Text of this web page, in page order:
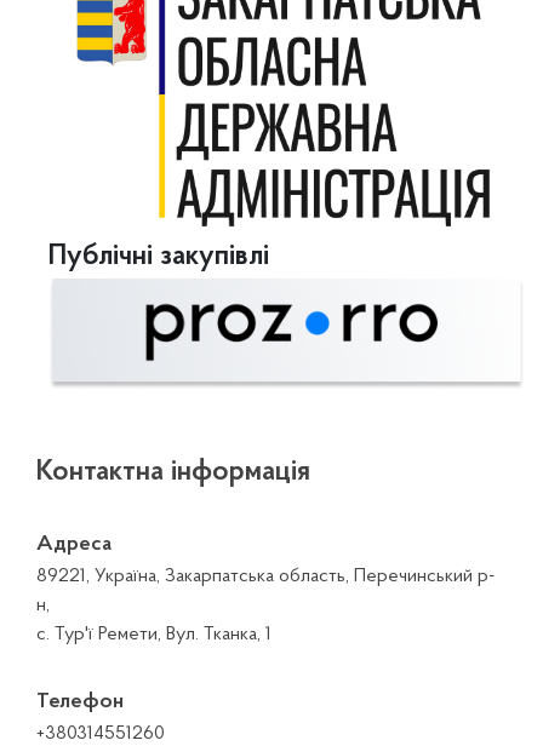
Публічні закупівлі
Контактна інформація
Адреса
89221, Україна, Закарпатська область, Перечинський р-
н,
с. Тур'ї Ремети, Вул. Тканка, 1
Телефон
+380314551260